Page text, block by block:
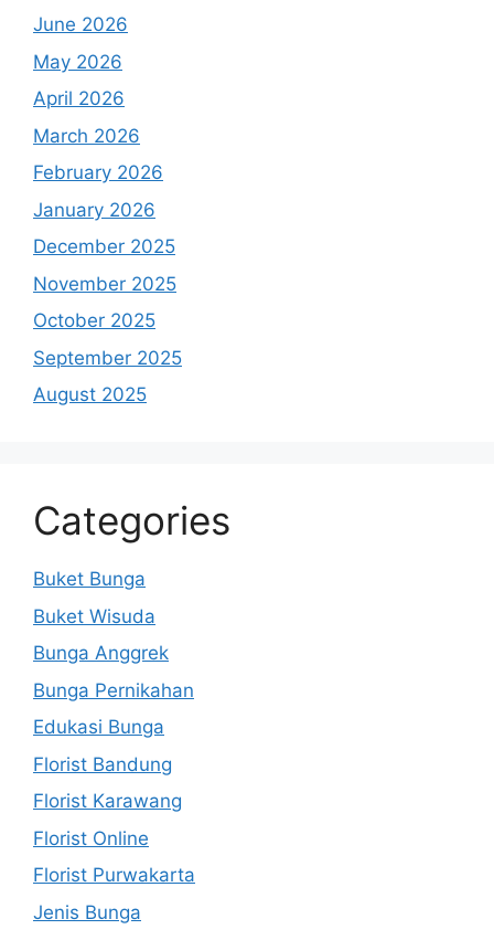
June 2026
May 2026
April 2026
March 2026
February 2026
January 2026
December 2025
November 2025
October 2025
September 2025
August 2025
Categories
Buket Bunga
Buket Wisuda
Bunga Anggrek
Bunga Pernikahan
Edukasi Bunga
Florist Bandung
Florist Karawang
Florist Online
Florist Purwakarta
Jenis Bunga